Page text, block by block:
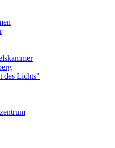
des Lichts"